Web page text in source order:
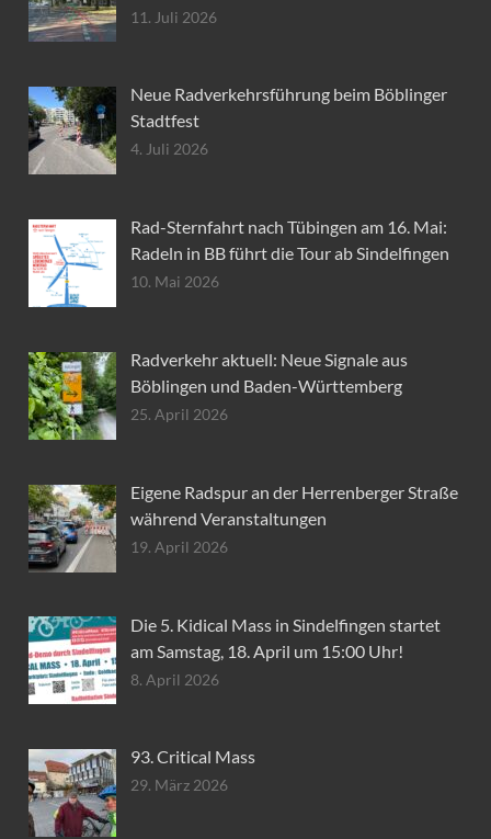
11. Juli 2026
Neue Radverkehrsführung beim Böblinger
Stadtfest
4. Juli 2026
Rad-Sternfahrt nach Tübingen am 16. Mai:
Radeln in BB führt die Tour ab Sindelfingen
10. Mai 2026
Radverkehr aktuell: Neue Signale aus
Böblingen und Baden-Württemberg
25. April 2026
Eigene Radspur an der Herrenberger Straße
während Veranstaltungen
19. April 2026
Die 5. Kidical Mass in Sindelfingen startet
am Samstag, 18. April um 15:00 Uhr!
8. April 2026
93. Critical Mass
29. März 2026